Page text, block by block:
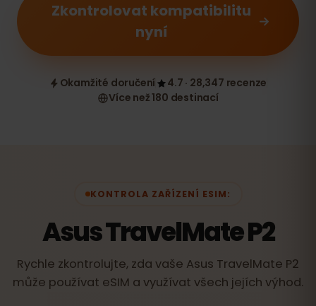
Zkontrolovat kompatibilitu
nyní
Okamžité doručení
4.7 · 28,347 recenze
Více než 180 destinací
KONTROLA ZAŘÍZENÍ ESIM:
Asus TravelMate P2
Rychle zkontrolujte, zda vaše Asus TravelMate P2
může používat eSIM a využívat všech jejích výhod.